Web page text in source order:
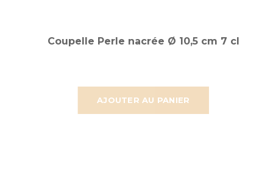
AJOUTER AU PANIER
Coupelle Perle nacrée Ø 10,5 cm 7 cl